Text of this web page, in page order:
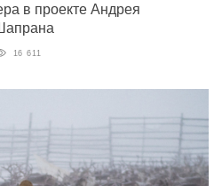
в проекте Андрея
16 611